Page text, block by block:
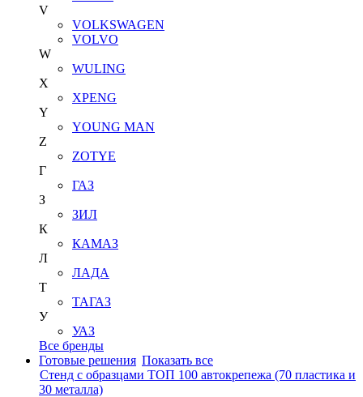
V
VOLKSWAGEN
VOLVO
W
WULING
X
XPENG
Y
YOUNG MAN
Z
ZOTYE
Г
ГАЗ
З
ЗИЛ
К
КАМАЗ
Л
ЛАДА
Т
ТАГАЗ
У
УАЗ
Все бренды
Готовые решения Показать все
Стенд с образцами ТОП 100 автокрепежа (70 пластика и
30 металла)